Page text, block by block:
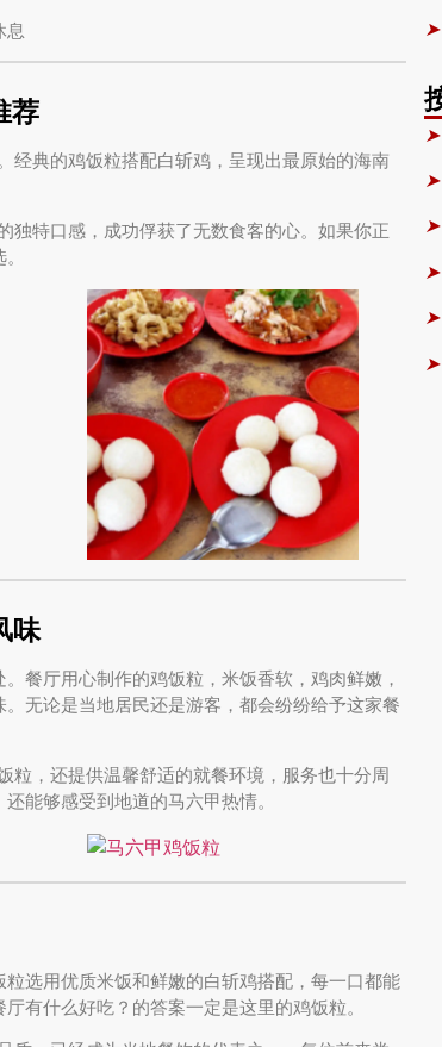
息
荐
经典的鸡饭粒搭配白斩鸡，呈现出最原始的海南
独特口感，成功俘获了无数食客的心。如果你正
味
餐厅用心制作的鸡饭粒，米饭香软，鸡肉鲜嫩，
无论是当地居民还是游客，都会纷纷给予这家餐
粒，还提供温馨舒适的就餐环境，服务也十分周
能够感受到地道的马六甲热情。
选用优质米饭和鲜嫩的白斩鸡搭配，每一口都能
有什么好吃？的答案一定是这里的鸡饭粒。
➤
➤
➤
➤